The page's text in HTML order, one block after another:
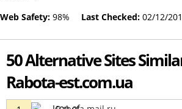
Web Safety: 98% Last Checked: 02/12/
50 Alternative Sites
Rabota-est.com.ua